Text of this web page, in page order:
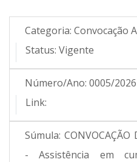
Categoria: Convocação
Status: Vigente
Número/Ano: 0005/2026
Link:
Súmula: CONVOCAÇÃO
- Assistência em